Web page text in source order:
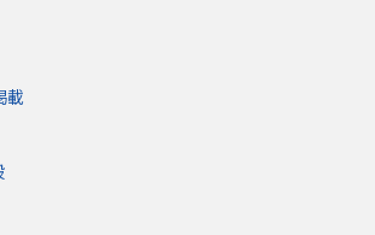
載